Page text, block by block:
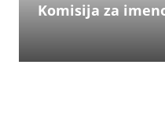
Komisija za